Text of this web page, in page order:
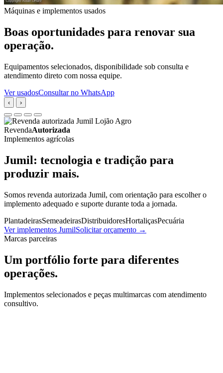
Máquinas e implementos usados
Boas oportunidades para renovar sua
operação.
Equipamentos selecionados, disponibilidade sob consulta e
atendimento direto com nossa equipe.
Ver usadosConsultar no WhatsApp
‹ ›
RevendaAutorizada
Implementos agrícolas
Jumil: tecnologia e tradição para
produzir mais.
Somos revenda autorizada Jumil, com orientação para escolher o
implemento adequado e suporte durante toda a jornada.
PlantadeirasSemeadeirasDistribuidoresHortaliçasPecuária
Ver implementos JumilSolicitar orçamento →
Marcas parceiras
Um portfólio forte para diferentes
operações.
Implementos selecionados e peças multimarcas com atendimento
consultivo.